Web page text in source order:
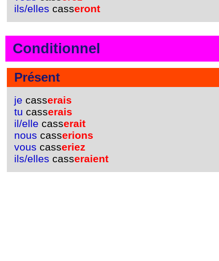
ils/elles casseront
Conditionnel
Présent
je casserais
tu casserais
il/elle casserait
nous casserions
vous casseriez
ils/elles casseraient